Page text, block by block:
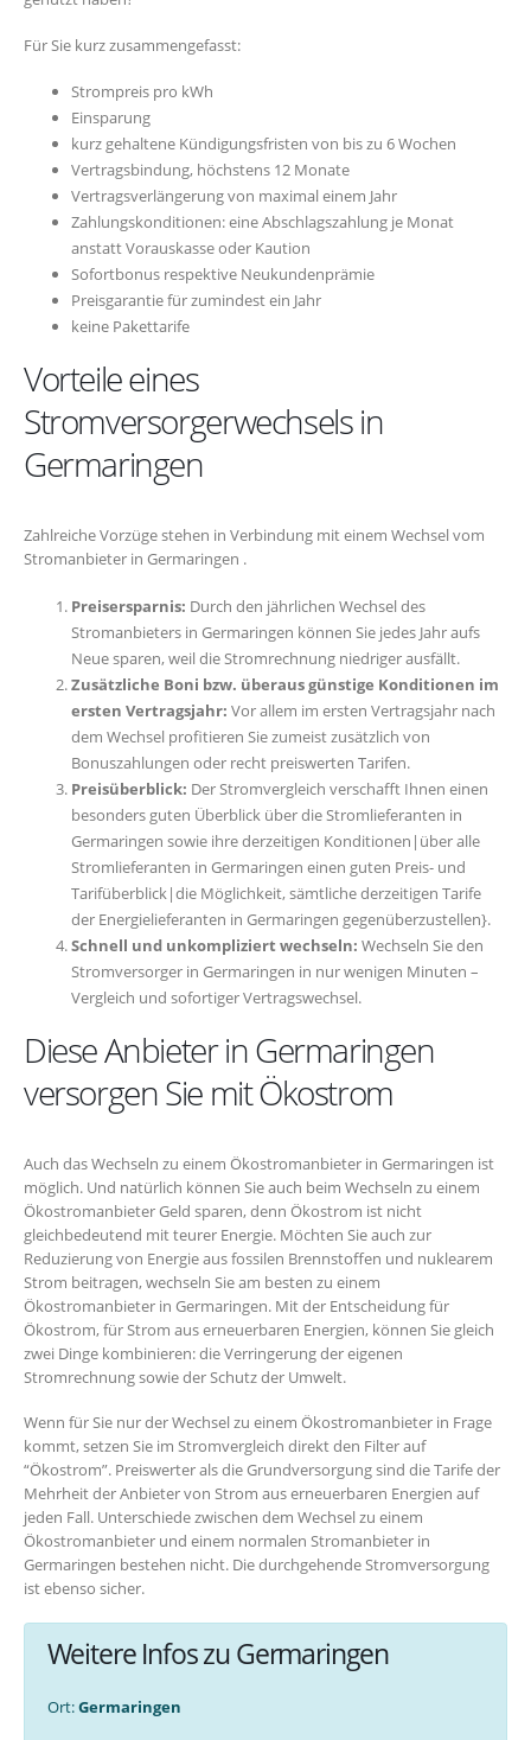
Für Sie kurz zusammengefasst:
Strompreis pro kWh
Einsparung
kurz gehaltene Kündigungsfristen von bis zu 6 Wochen
Vertragsbindung, höchstens 12 Monate
Vertragsverlängerung von maximal einem Jahr
Zahlungskonditionen: eine Abschlagszahlung je Monat
anstatt Vorauskasse oder Kaution
Sofortbonus respektive Neukundenprämie
Preisgarantie für zumindest ein Jahr
keine Pakettarife
Vorteile eines
Stromversorgerwechsels in
Germaringen
Zahlreiche Vorzüge stehen in Verbindung mit einem Wechsel vom
Stromanbieter in Germaringen .
Preisersparnis: Durch den jährlichen Wechsel des
Stromanbieters in Germaringen können Sie jedes Jahr aufs
Neue sparen, weil die Stromrechnung niedriger ausfällt.
Zusätzliche Boni bzw. überaus günstige Konditionen im
ersten Vertragsjahr: Vor allem im ersten Vertragsjahr nach
dem Wechsel profitieren Sie zumeist zusätzlich von
Bonuszahlungen oder recht preiswerten Tarifen.
Preisüberblick: Der Stromvergleich verschafft Ihnen einen
besonders guten Überblick über die Stromlieferanten in
Germaringen sowie ihre derzeitigen Konditionen|über alle
Stromlieferanten in Germaringen einen guten Preis- und
Tarifüberblick|die Möglichkeit, sämtliche derzeitigen Tarife
der Energielieferanten in Germaringen gegenüberzustellen}.
Schnell und unkompliziert wechseln: Wechseln Sie den
Stromversorger in Germaringen in nur wenigen Minuten –
Vergleich und sofortiger Vertragswechsel.
Diese Anbieter in Germaringen
versorgen Sie mit Ökostrom
Auch das Wechseln zu einem Ökostromanbieter in Germaringen ist
möglich. Und natürlich können Sie auch beim Wechseln zu einem
Ökostromanbieter Geld sparen, denn Ökostrom ist nicht
gleichbedeutend mit teurer Energie. Möchten Sie auch zur
Reduzierung von Energie aus fossilen Brennstoffen und nuklearem
Strom beitragen, wechseln Sie am besten zu einem
Ökostromanbieter in Germaringen. Mit der Entscheidung für
Ökostrom, für Strom aus erneuerbaren Energien, können Sie gleich
zwei Dinge kombinieren: die Verringerung der eigenen
Stromrechnung sowie der Schutz der Umwelt.
Wenn für Sie nur der Wechsel zu einem Ökostromanbieter in Frage
kommt, setzen Sie im Stromvergleich direkt den Filter auf
“Ökostrom”. Preiswerter als die Grundversorgung sind die Tarife der
Mehrheit der Anbieter von Strom aus erneuerbaren Energien auf
jeden Fall. Unterschiede zwischen dem Wechsel zu einem
Ökostromanbieter und einem normalen Stromanbieter in
Germaringen bestehen nicht. Die durchgehende Stromversorgung
ist ebenso sicher.
Weitere Infos zu Germaringen
Ort:Germaringen